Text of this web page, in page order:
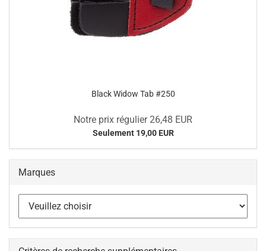
Black Widow Tab #250
Notre prix régulier 26,48 EUR
Seulement 19,00 EUR
Marques